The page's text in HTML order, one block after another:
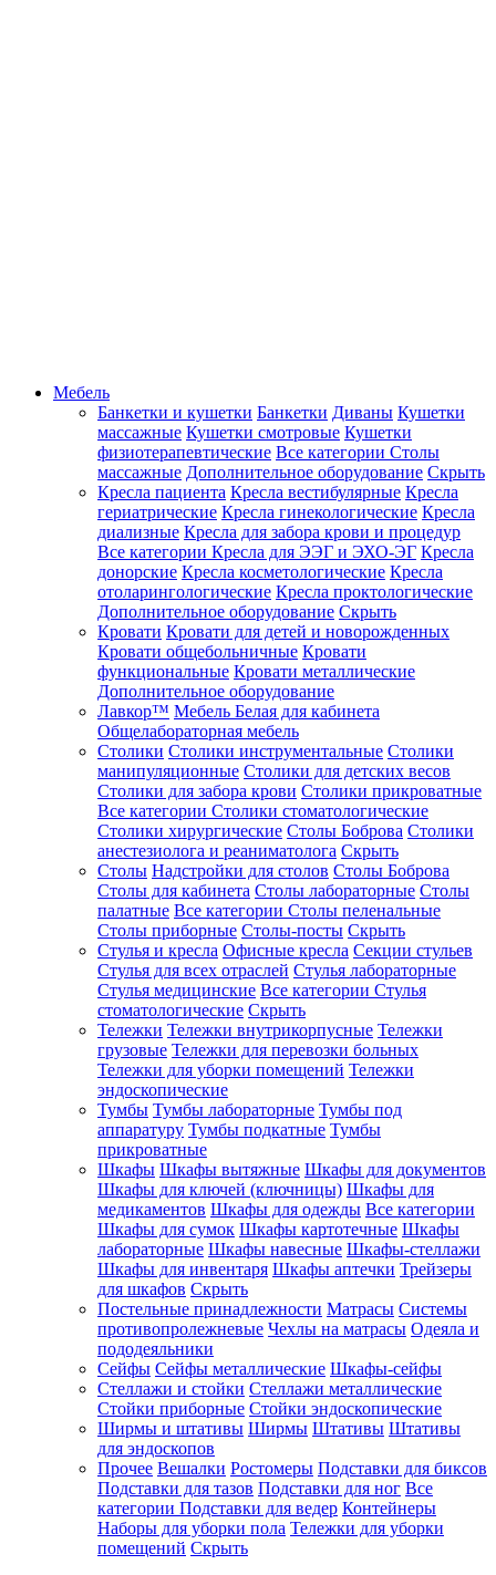
Мебель
Банкетки и кушетки Банкетки Диваны Кушетки
массажные Кушетки смотровые Кушетки
физиотерапевтические Все категории Столы
массажные Дополнительное оборудование Скрыть
Кресла пациента Кресла вестибулярные Кресла
гериатрические Кресла гинекологические Кресла
диализные Кресла для забора крови и процедур
Все категории Кресла для ЭЭГ и ЭХО-ЭГ Кресла
донорские Кресла косметологические Кресла
отоларингологические Кресла проктологические
Дополнительное оборудование Скрыть
Кровати Кровати для детей и новорожденных
Кровати общебольничные Кровати
функциональные Кровати металлические
Дополнительное оборудование
Лавкор™ Мебель Белая для кабинета
Общелабораторная мебель
Столики Столики инструментальные Столики
манипуляционные Столики для детских весов
Столики для забора крови Столики прикроватные
Все категории Столики стоматологические
Столики хирургические Столы Боброва Столики
анестезиолога и реаниматолога Скрыть
Столы Надстройки для столов Столы Боброва
Столы для кабинета Столы лабораторные Столы
палатные Все категории Столы пеленальные
Столы приборные Столы-посты Скрыть
Стулья и кресла Офисные кресла Секции стульев
Стулья для всех отраслей Стулья лабораторные
Стулья медицинские Все категории Стулья
стоматологические Скрыть
Тележки Тележки внутрикорпусные Тележки
грузовые Тележки для перевозки больных
Тележки для уборки помещений Тележки
эндоскопические
Тумбы Тумбы лабораторные Тумбы под
аппаратуру Тумбы подкатные Тумбы
прикроватные
Шкафы Шкафы вытяжные Шкафы для документов
Шкафы для ключей (ключницы) Шкафы для
медикаментов Шкафы для одежды Все категории
Шкафы для сумок Шкафы картотечные Шкафы
лабораторные Шкафы навесные Шкафы-стеллажи
Шкафы для инвентаря Шкафы аптечки Трейзеры
для шкафов Скрыть
Постельные принадлежности Матрасы Системы
противопролежневые Чехлы на матрасы Одеяла и
пододеяльники
Сейфы Сейфы металлические Шкафы-сейфы
Стеллажи и стойки Стеллажи металлические
Стойки приборные Стойки эндоскопические
Ширмы и штативы Ширмы Штативы Штативы
для эндоскопов
Прочее Вешалки Ростомеры Подставки для биксов
Подставки для тазов Подставки для ног Все
категории Подставки для ведер Контейнеры
Наборы для уборки пола Тележки для уборки
помещений Скрыть